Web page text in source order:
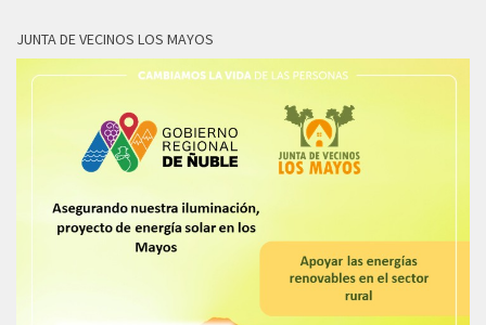
JUNTA DE VECINOS LOS MAYOS